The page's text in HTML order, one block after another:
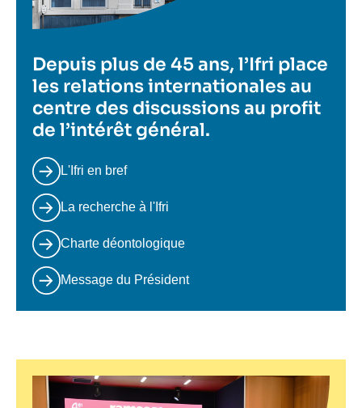
Depuis plus de 45 ans, l’Ifri place
les relations internationales au
centre des discussions au profit
de l’intérêt général.
L'Ifri en bref
La recherche à l'Ifri
Charte déontologique
Message du Président